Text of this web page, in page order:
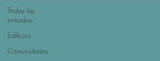
Todas las
entradas
Edificios
Comunidades